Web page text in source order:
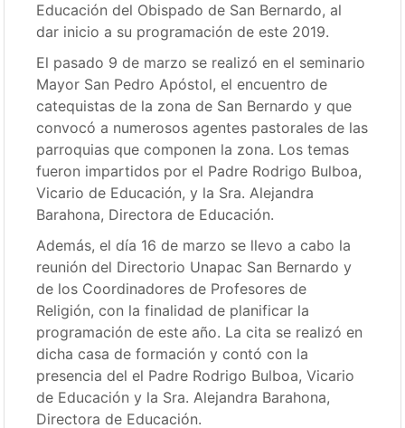
Educación del Obispado de San Bernardo, al
dar inicio a su programación de este 2019.
El pasado 9 de marzo se realizó en el seminario
Mayor San Pedro Apóstol, el encuentro de
catequistas de la zona de San Bernardo y que
convocó a numerosos agentes pastorales de las
parroquias que componen la zona. Los temas
fueron impartidos por el Padre Rodrigo Bulboa,
Vicario de Educación, y la Sra. Alejandra
Barahona, Directora de Educación.
Además, el día 16 de marzo se llevo a cabo la
reunión del Directorio Unapac San Bernardo y
de los Coordinadores de Profesores de
Religión, con la finalidad de planificar la
programación de este año. La cita se realizó en
dicha casa de formación y contó con la
presencia del el Padre Rodrigo Bulboa, Vicario
de Educación y la Sra. Alejandra Barahona,
Directora de Educación.